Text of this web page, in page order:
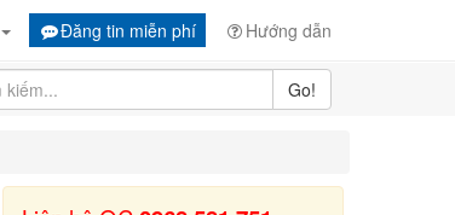
Đăng tin miễn phí Hướng dẫn
Go!